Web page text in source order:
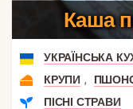
Каша
УКРАЇНСЬКА
КРУПИ ,
ПІСНІ СТРАВИ